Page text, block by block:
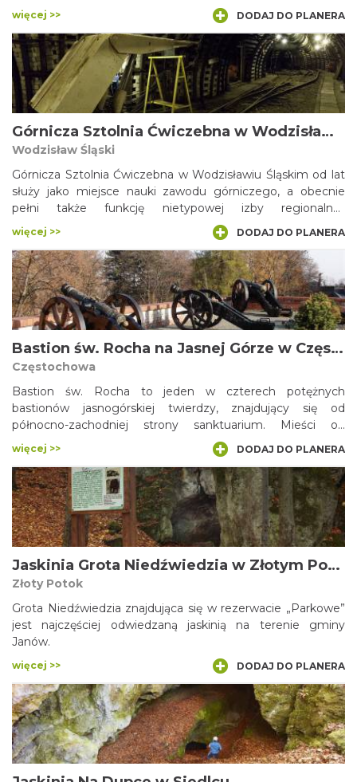
„Królowa Luiza”. Powstała wzorcowa sztolnia szkoleniowa,
doskonale imitująca prawdziwą kopalnię i posiadająca m.in.
zmechanizowane ściany wydobywcze. Otwarcie całego
zespołu wyrobisk, nazwanego Ośrodkiem Szkolenia
Zawodowego i Propagandy Górnictwa przy KWK „Zabrze –
Bielszowice”, nastąpiło w grudniu 1985 r. Współcześnie na
bazie dawnego ośrodka szkoleniowego i wyrobisk „Królowej
Luizy” powstał Park 12C, dedykowany przede wszystkim dla
rodzinom z dziećmi i zorganizowanym grupom szkolnym.
więcej >> DODAJ DO PLANERA
Górnicza Sztolnia Ćwiczebna w Wodzisławiu Śląskim
Wodzisław Śląski
Górnicza Sztolnia Ćwiczebna w Wodzisławiu Śląskim od lat
służy jako miejsce nauki zawodu górniczego, a obecnie
pełni także funkcję nietypowej izby regionalnej,
przypominającej o górniczych tradycjach Wodzisławia
Śląskiego. Ćwiczebną Sztolnię oddano do użytku w 1984
roku. Znajdujące się kilka metrów pod ziemią chodniki i
ściany wyposażono w oryginalne maszyny i sprzęt
kopalniany - w tym w kombajny, przenośnik czy kolejkę.
więcej >> DODAJ DO PLANERA
Bastion św. Rocha na Jasnej Górze w Częstochowie
Częstochowa
Bastion św. Rocha to jeden w czterech potężnych
bastionów jasnogórskiej twierdzy, znajdujący się od
północno-zachodniej strony sanktuarium. Mieści on
najnowszą ekspozycję militariów na Jasnej Górze, w tym
wyposażenie dawnego Arsenału, oraz wystawę licznych
wotów. Sama budowla wzniesiona została w latach 1631-
1636, podczas gruntownych prac związanych z
ufortyfikowaniem klasztoru. Ekspozycję muzealną otwarto
w bastionie św. Rocha w 2006 roku, po pracach
renowacyjnych.
więcej >> DODAJ DO PLANERA
Jaskinia Grota Niedźwiedzia w Złotym Potoku
Złoty Potok
Grota Niedźwiedzia znajdująca się w rezerwacie „Parkowe”
jest najczęściej odwiedzaną jaskinią na terenie gminy
Janów.
więcej >> DODAJ DO PLANERA